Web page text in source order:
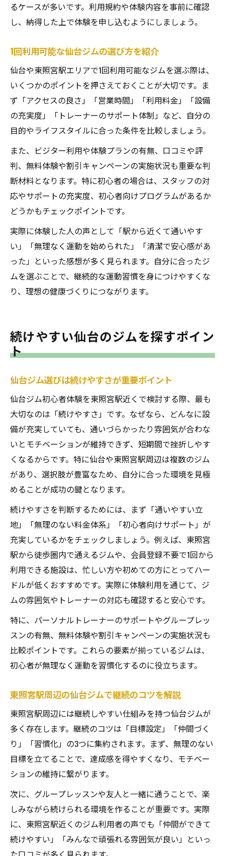
るケースが多いです。利用規約や体験内容を事前に確認
し、納得した上で体験を申し込むようにしましょう。
1回利用可能な仙台ジムの選び方を紹介
仙台や東照宮駅エリアで1回利用可能なジムを選ぶ際は、
いくつかのポイントを押さえておくことが大切です。ま
ず「アクセスの良さ」「営業時間」「利用料金」「設備
の充実度」「トレーナーのサポート体制」など、自分の
目的やライフスタイルに合った条件を比較しましょう。
また、ビジター利用や体験プランの有無、口コミや評
判、無料体験や割引キャンペーンの実施状況も重要な判
断材料となります。特に初心者の場合は、スタッフの対
応やサポートの充実度、初心者向けプログラムがあるか
どうかもチェックポイントです。
実際に体験した人の声として「駅から近くて通いやす
い」「無理なく運動を始められた」「清潔で安心感があ
った」といった感想が多く見られます。自分に合ったジ
ムを選ぶことで、継続的な運動習慣を身につけやすくな
り、理想の健康づくりにつながります。
続けやすい仙台のジムを探すポイン
ト
仙台ジム選びは続けやすさが重要ポイント
仙台ジム初心者体験を東照宮駅近くで検討する際、最も
大切なのは「続けやすさ」です。なぜなら、どんなに設
備が充実していても、通いづらかったり雰囲気が合わな
いとモチベーションが維持できず、短期間で挫折しやす
くなるからです。特に仙台や東照宮駅周辺は複数のジム
があり、選択肢が豊富なため、自分に合った環境を見極
めることが成功の鍵となります。
続けやすさを判断するためには、まず「通いやすい立
地」「無理のない料金体系」「初心者向けサポート」が
充実しているかをチェックしましょう。例えば、東照宮
駅から徒歩圏内で通えるジムや、会員登録不要で1回から
利用できる施設は、忙しい方や初めての方にとってハー
ドルが低くおすすめです。実際に体験利用を通じて、ジ
ムの雰囲気やトレーナーの対応も確認すると安心です。
特に、パーソナルトレーナーのサポートやグループレッ
スンの有無、無料体験や割引キャンペーンの実施状況も
比較ポイントです。これらの要素が揃っているジムは、
初心者が無理なく運動を習慣化するのに役立ちます。
東照宮駅周辺の仙台ジムで継続のコツを解説
東照宮駅周辺には継続しやすい仕組みを持つ仙台ジムが
多く存在します。継続のコツは「目標設定」「仲間づく
り」「習慣化」の3つに集約されます。まず、無理のない
目標を立てることで、達成感を得やすくなり、モチベー
ションの維持に繋がります。
次に、グループレッスンや友人と一緒に通うことで、楽
しみながら続けられる環境を作ることが重要です。実際
に、東照宮駅近くのジム利用者の声でも「仲間ができて
続けやすい」「みんなで頑張れる雰囲気が良い」といっ